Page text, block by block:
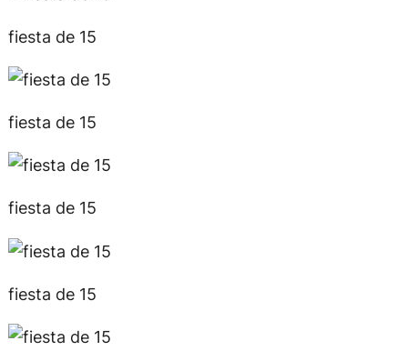
fiesta de 15
fiesta de 15
fiesta de 15
fiesta de 15